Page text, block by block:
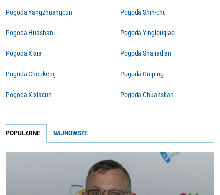
Pogoda Yangzhuangcun
Pogoda Huashan
Pogoda Xixia
Pogoda Chenkeng
Pogoda Xixiacun
Pogoda Shih-chu
Pogoda Yinglouqiao
Pogoda Shajiadian
Pogoda Cuiping
Pogoda Chuanshan
POPULARNE NAJNOWSZE